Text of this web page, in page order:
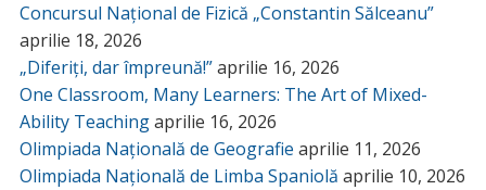
Concursul Național de Fizică „Constantin Sălceanu”
aprilie 18, 2026
„Diferiți, dar împreună!”aprilie 16, 2026
One Classroom, Many Learners: The Art of Mixed-
Ability Teachingaprilie 16, 2026
Olimpiada Națională de Geografie aprilie 11, 2026
Olimpiada Națională de Limba Spaniolă aprilie 10, 2026